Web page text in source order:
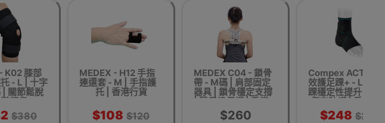
K02 膝部
- L | 十字
| 關節鬆脫
行貨
$380
MEDEX - H12 手指
連還套 - M | 手指護
托 | 香港行貨
$108 $120
MEDEX C04 - 鎖骨
帶 - M碼 | 肩部固定
器具 | 鎖骨穩定支撐
| 醫用級保護 | 香港
行貨 | 70 - 85cm
$260
Compex ACTIV’®
效護足踝+ - L碼 |
踝穩定性提升 | 運
傷害防護 | 香港行
$248 $288